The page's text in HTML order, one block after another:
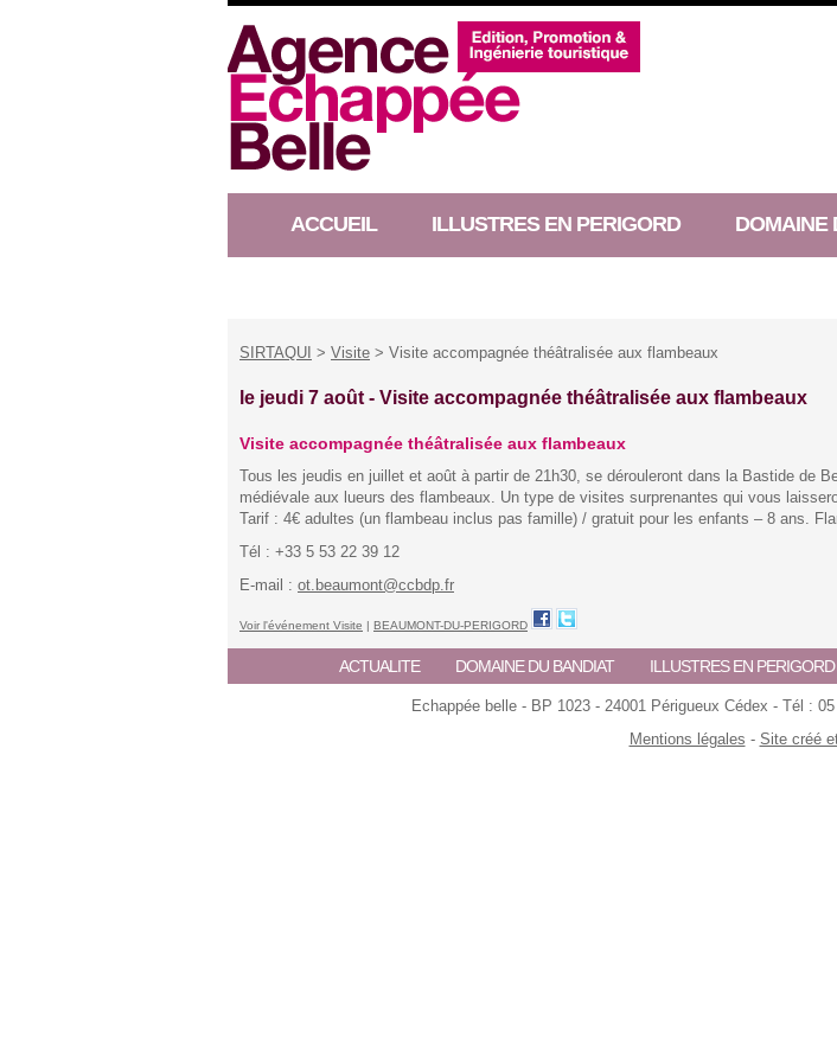
ACCUEIL ILLUSTRES EN PERIGORD DOMAINE
SIRTAQUI > Visite > Visite accompagnée théâtralisée aux flambeaux
le jeudi 7 août - Visite accompagnée théâtralisée aux flambeaux
Visite accompagnée théâtralisée aux flambeaux
Tous les jeudis en juillet et août à partir de 21h30, se dérouleront dans la Bastide de
médiévale aux lueurs des flambeaux. Un type de visites surprenantes qui vous
Tarif : 4€ adultes (un flambeau inclus pas famille) / gratuit pour les enfants – 8 ans.
Tél : +33 5 53 22 39 12
E-mail : ot.beaumont@ccbdp.fr
Voir l'événement Visite | BEAUMONT-DU-PERIGORD
ACTUALITE DOMAINE DU BANDIAT ILLUSTRES EN PERIGORD
Echappée belle - BP 1023 - 24001 Périgueux Cédex - Tél :
Mentions légales - Site créé